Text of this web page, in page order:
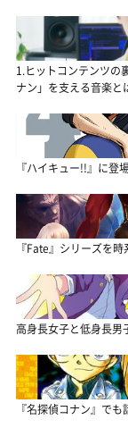
1.ヒットコンテンツの
ナン」を支える音楽と
『ハイキュー!!』に登
『Fate』シリーズを
高身長女子と低身長男
『名探偵コナン』で